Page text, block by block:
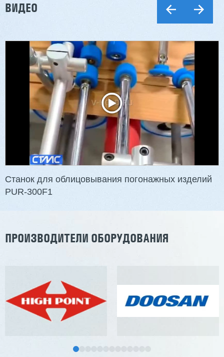
Двухсторонний шипорез MX6015
2 901 639 ₽
3 254 098 ₽
Артикул: 2497
Длина заготовки: 400-1500 мм
Макс. ширина заготовки: 580 мм
Станок проходного типа
Узлы: 4 пилы, 2 фрезы
ВИДЕО
Станок для облицовывания погонажных изделий
PUR-300F1
ПРОИЗВОДИТЕЛИ ОБОРУДОВАНИЯ